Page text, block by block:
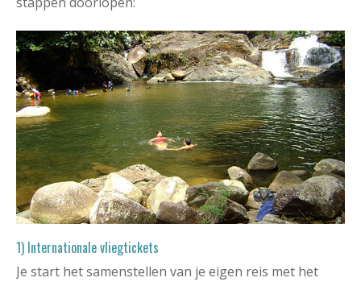
1) Internationale vliegtickets
Je start het samenstellen van je eigen reis met het